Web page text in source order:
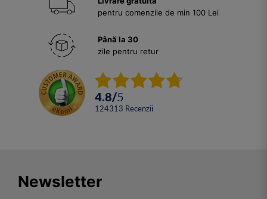
pentru comenzile de min 100 Lei
Până la 30
zile pentru retur
4.8/5
124313 Recenzii
Newsletter